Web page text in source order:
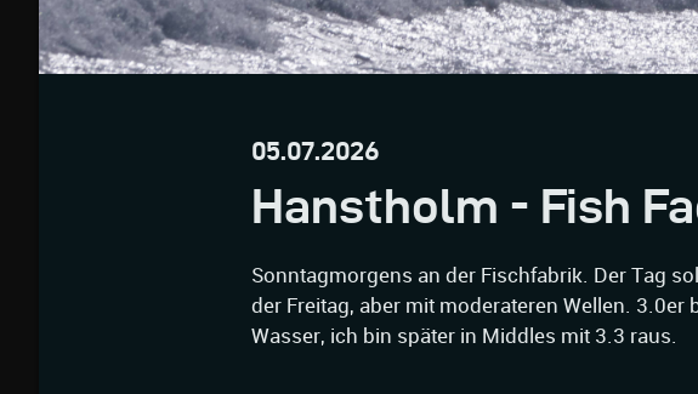
05.07.2026
Hanstholm - Fish
Sonntagmorgens an der Fischfabrik. Der Tag
der Freitag, aber mit moderateren Wellen. 3.0er
Wasser, ich bin später in Middles mit 3.3 raus.